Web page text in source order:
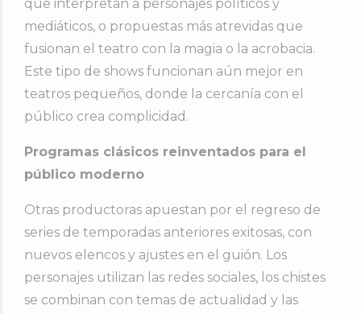
que interpretan a personajes políticos y
mediáticos, o propuestas más atrevidas que
fusionan el teatro con la magia o la acrobacia.
Este tipo de shows funcionan aún mejor en
teatros pequeños, donde la cercanía con el
público crea complicidad.
Programas clásicos reinventados para el
público moderno
Otras productoras apuestan por el regreso de
series de temporadas anteriores exitosas, con
nuevos elencos y ajustes en el guión. Los
personajes utilizan las redes sociales, los chistes
se combinan con temas de actualidad y las